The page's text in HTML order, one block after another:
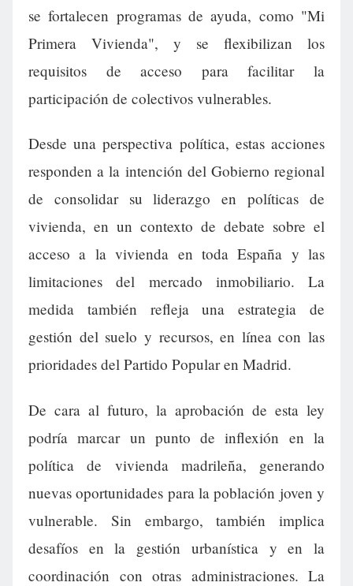
se fortalecen programas de ayuda, como "Mi
Primera Vivienda", y se flexibilizan los
requisitos de acceso para facilitar la
participación de colectivos vulnerables.
Desde una perspectiva política, estas acciones
responden a la intención del Gobierno regional
de consolidar su liderazgo en políticas de
vivienda, en un contexto de debate sobre el
acceso a la vivienda en toda España y las
limitaciones del mercado inmobiliario. La
medida también refleja una estrategia de
gestión del suelo y recursos, en línea con las
prioridades del Partido Popular en Madrid.
De cara al futuro, la aprobación de esta ley
podría marcar un punto de inflexión en la
política de vivienda madrileña, generando
nuevas oportunidades para la población joven y
vulnerable. Sin embargo, también implica
desafíos en la gestión urbanística y en la
coordinación con otras administraciones. La